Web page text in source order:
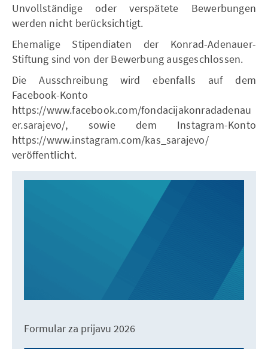
Unvollständige oder verspätete Bewerbungen
werden nicht berücksichtigt.
Ehemalige Stipendiaten der Konrad-Adenauer-
Stiftung sind von der Bewerbung ausgeschlossen.
Die Ausschreibung wird ebenfalls auf dem
Facebook-Konto
https://www.facebook.com/fondacijakonradadenau
er.sarajevo/, sowie dem Instagram-Konto
https://www.instagram.com/kas_sarajevo/
veröffentlicht.
Formular za prijavu 2026